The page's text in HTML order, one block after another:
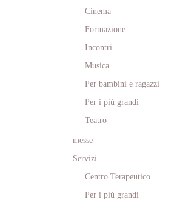
Cinema
Formazione
Incontri
Musica
Per bambini e ragazzi
Per i più grandi
Teatro
messe
Servizi
Centro Terapeutico
Per i più grandi